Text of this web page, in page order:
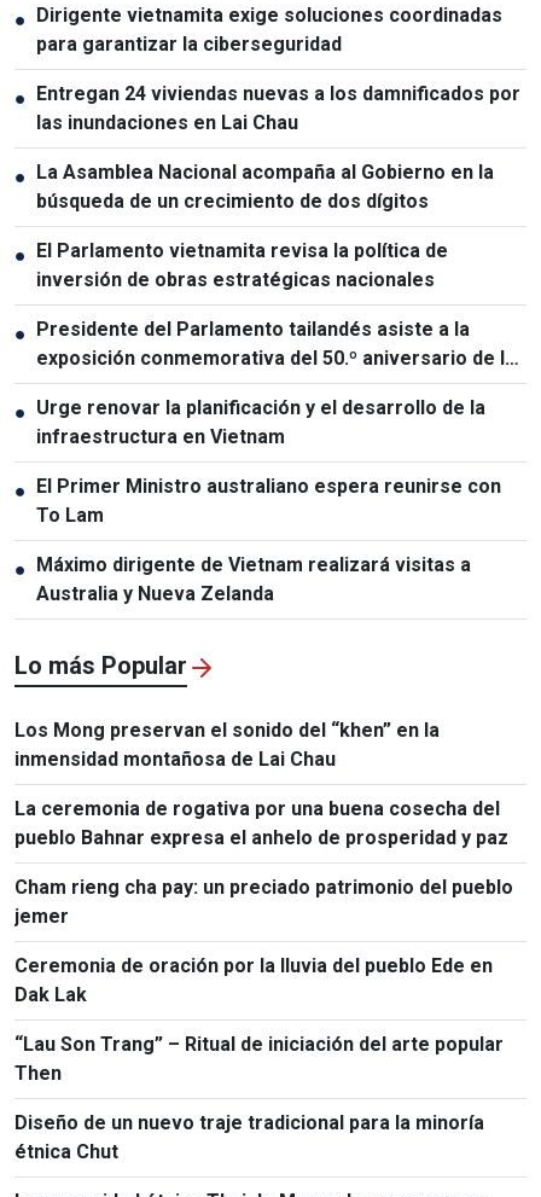
● Dirigente vietnamita exige soluciones coordinadas
para garantizar la ciberseguridad
● Entregan 24 viviendas nuevas a los damnificados por
las inundaciones en Lai Chau
● La Asamblea Nacional acompaña al Gobierno en la
búsqueda de un crecimiento de dos dígitos
● El Parlamento vietnamita revisa la política de
inversión de obras estratégicas nacionales
● Presidente del Parlamento tailandés asiste a la
exposición conmemorativa del 50.º aniversario de las
relaciones Vietnam-Tailandia
● Urge renovar la planificación y el desarrollo de la
infraestructura en Vietnam
● El Primer Ministro australiano espera reunirse con
To Lam
● Máximo dirigente de Vietnam realizará visitas a
Australia y Nueva Zelanda
Lo más Popular
Los Mong preservan el sonido del “khen” en la
inmensidad montañosa de Lai Chau
La ceremonia de rogativa por una buena cosecha del
pueblo Bahnar expresa el anhelo de prosperidad y paz
Cham rieng cha pay: un preciado patrimonio del pueblo
jemer
Ceremonia de oración por la lluvia del pueblo Ede en
Dak Lak
“Lau Son Trang” – Ritual de iniciación del arte popular
Then
Diseño de un nuevo traje tradicional para la minoría
étnica Chut